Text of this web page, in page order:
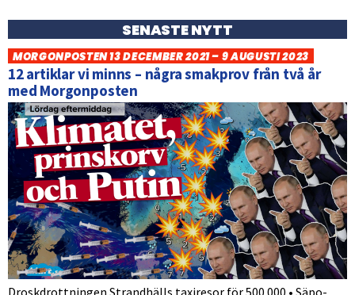
SENASTE NYTT
MORGONPOSTEN 13 DECEMBER 2021 – 9 AUGUSTI 2023
12 artiklar vi minns – några smakprov från två år
med Morgonposten